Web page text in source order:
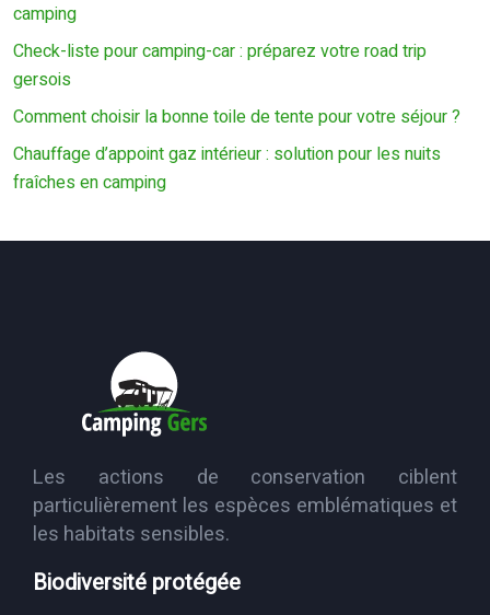
camping
Check-liste pour camping-car : préparez votre road trip
gersois
Comment choisir la bonne toile de tente pour votre séjour ?
Chauffage d’appoint gaz intérieur : solution pour les nuits
fraîches en camping
Les actions de conservation ciblent
particulièrement les espèces emblématiques et
les habitats sensibles.
Biodiversité protégée